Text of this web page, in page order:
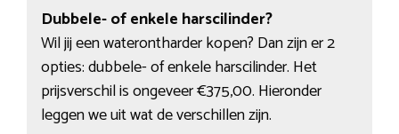
Dubbele- of enkele harscilinder?
Wil jij een waterontharder kopen? Dan zijn er 2
opties: dubbele- of enkele harscilinder. Het
prijsverschil is ongeveer €375,00. Hieronder
leggen we uit wat de verschillen zijn.